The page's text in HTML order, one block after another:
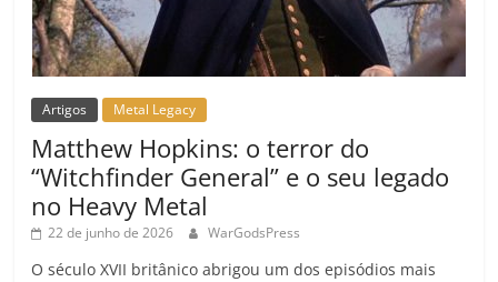
Artigos Metal Legacy
Matthew Hopkins: o terror do
“Witchfinder General” e o seu legado
no Heavy Metal
22 de junho de 2026 WarGodsPress
O século XVII britânico abrigou um dos episódios mais